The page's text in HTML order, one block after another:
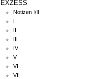
EXZESS
Notizen I/II
I
II
III
IV
V
VI
VII